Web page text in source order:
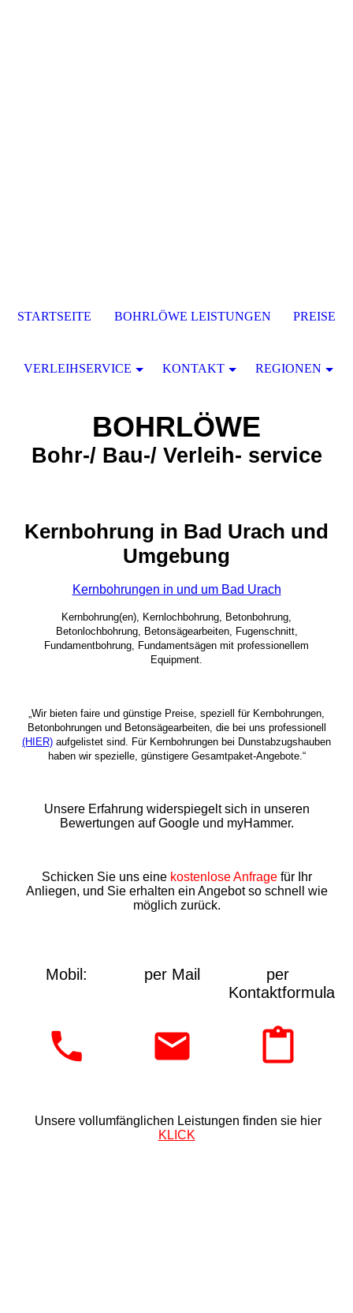
BOHRLÖWE
Bohr-/ Bau-/ Verleih- service
Kernbohrung in Bad Urach und
Umgebung
Kernbohrungen in und um Bad Urach
Kernbohrung(en), Kernlochbohrung, Betonbohrung,
Betonlochbohrung, Betonsägearbeiten, Fugenschnitt,
Fundamentbohrung, Fundamentsägen mit professionellem
Equipment.
„Wir bieten faire und günstige Preise, speziell für Kernbohrungen,
Betonbohrungen und Betonsägearbeiten, die bei uns professionell
(HIER) aufgelistet sind. Für Kernbohrungen bei Dunstabzugshauben
haben wir spezielle, günstigere Gesamtpaket-Angebote.“
Unsere Erfahrung widerspiegelt sich in unseren
Bewertungen auf Google und myHammer.
Schicken Sie uns eine kostenlose Anfragefür Ihr
Anliegen, und Sie erhalten ein Angebot so schnell wie
möglich zurück.
Mobil: per Mail
per
Kontaktformular:
Unsere vollumfänglichen Leistungen finden sie hier
KLICK
STARTSEITE BOHRLÖWE LEISTUNGEN PREISE
VERLEIHSERVICE KONTAKT REGIONEN